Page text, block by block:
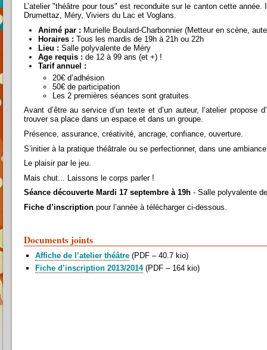
L’atelier "théâtre pour tous" est reconduite sur le canton cette
Drumettaz, Méry, Viviers du Lac et Voglans.
Animé par : Murielle Boulard-Charbonnier (Metteur en scène,
Horaires : Tous les mardis de 19h à 21h ou 22h
Lieu : Salle polyvalente de Méry
Age requis : de 12 à 99 ans (et +) !
Tarif annuel :
20€ d’adhésion
50€ de participation
Les 2 premières séances sont gratuites
Avant d’être au service d’un texte et d’un auteur, l’atelier propose
trouver sa place dans un espace et dans un groupe.
Présence, assurance, créativité, ancrage, confiance, ouverture.
S’initier à la pratique théâtrale ou se perfectionner, dans une
Le plaisir par le jeu.
Mais chut... Laissons le corps parler !
Séance découverte Mardi 17 septembre à 19h - Salle polyvalente
Fiche d’inscription pour l’année à télécharger ci-dessous.
Documents joints
Affiche de l’atelier théâtre (PDF – 40.7 kio)
Fiche d’inscription 2013/2014 (PDF – 164 kio)